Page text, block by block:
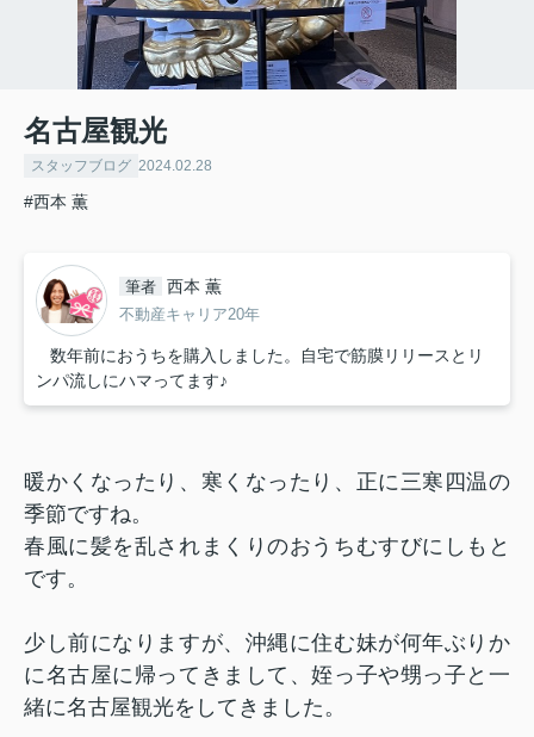
名古屋観光
スタッフブログ 2024.02.28
#西本 薫
筆者 西本 薫
不動産キャリア20年
数年前におうちを購入しました。自宅で筋膜リリースとリ
ンパ流しにハマってます♪
暖かくなったり、寒くなったり、正に三寒四温の
季節ですね。
春風に髪を乱されまくりのおうちむすびにしもと
です。
少し前になりますが、沖縄に住む妹が何年ぶりか
に名古屋に帰ってきまして、姪っ子や甥っ子と一
緒に名古屋観光をしてきました。